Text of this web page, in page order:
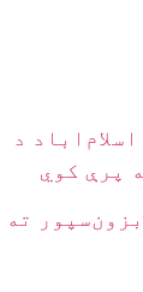
د
پرې کوي
ته